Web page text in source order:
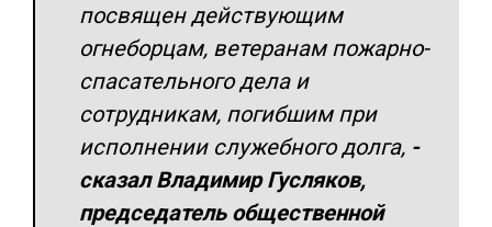
посвящен действующим
огнеборцам, ветеранам пожарно-
спасательного дела и
сотрудникам, погибшим при
исполнении служебного долга, -
сказал Владимир Гусляков,
председатель общественной